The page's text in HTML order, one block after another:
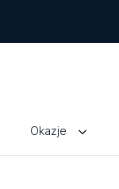
Okazje